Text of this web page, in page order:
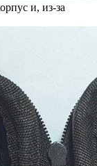
и, из-за